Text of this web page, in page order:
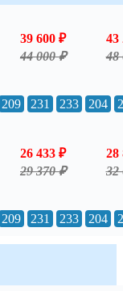
39 600 ₽
44 000 ₽
43
48
209 231 233 204
26 433 ₽
29 370 ₽
28
32
209 231 233 204